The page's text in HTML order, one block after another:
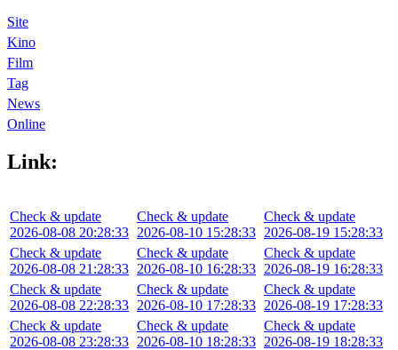
Site
Kino
Film
Tag
News
Online
Link:
Check & update
2026-08-08 20:28:33
Check & update
2026-08-08 21:28:33
Check & update
2026-08-08 22:28:33
Check & update
2026-08-08 23:28:33
Check & update
2026-08-10 15:28:33
Check & update
2026-08-10 16:28:33
Check & update
2026-08-10 17:28:33
Check & update
2026-08-10 18:28:33
Check & update
2026-08-19 15:28:33
Check & update
2026-08-19 16:28:33
Check & update
2026-08-19 17:28:33
Check & update
2026-08-19 18:28:33